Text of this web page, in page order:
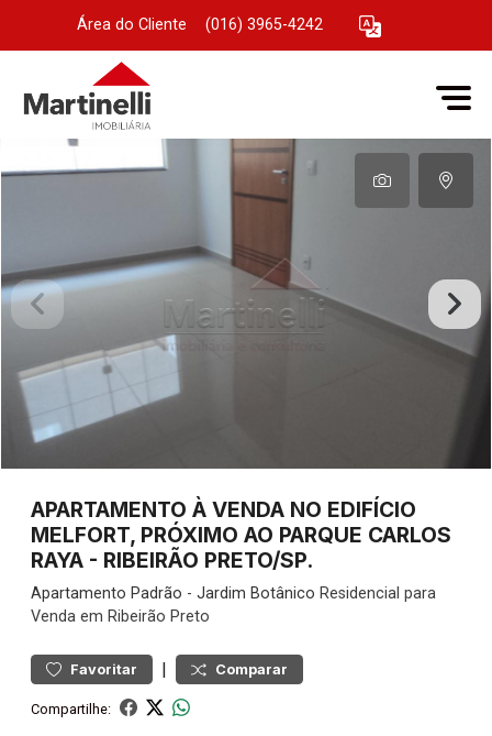
Área do Cliente (016) 3965-4242
APARTAMENTO À VENDA NO EDIFÍCIO
MELFORT, PRÓXIMO AO PARQUE CARLOS
RAYA - RIBEIRÃO PRETO/SP.
Apartamento Padrão - Jardim Botânico Residencial para
Venda em Ribeirão Preto
Favoritar | Comparar
Compartilhe: